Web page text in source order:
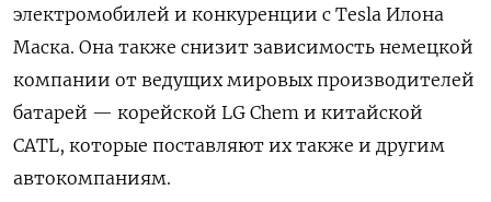
электромобилей и конкуренции с Tesla Илона
Маска. Она также снизит зависимость немецкой
компании от ведущих мировых производителей
батарей — корейской LG Chem и китайской
CATL, которые поставляют их также и другим
автокомпаниям.